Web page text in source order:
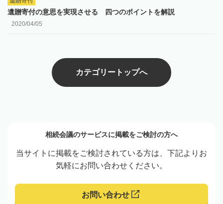
遺贈寄付の意思を実現させる 四つのポイントを解説
2020/04/05
カテゴリートップへ
相続会議のサービスに掲載をご検討の方へ
当サイトに掲載をご検討されている方は、下記よりお
気軽にお問い合わせください。
お問い合わせ